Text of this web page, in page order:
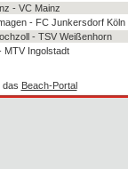
- VC Mainz
- FC Junkersdorf Köln
- TSV Weißenhorn
MTV Ingolstadt
das Beach-Portal